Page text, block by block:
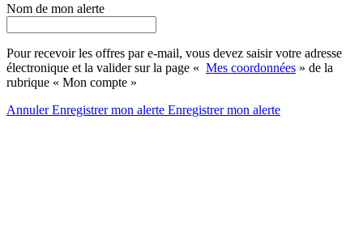
Nom de mon alerte
Pour recevoir les offres par e-mail, vous devez saisir votre adresse
électronique et la valider sur la page « Mes coordonnées » de la
rubrique « Mon compte »
AnnulerEnregistrer mon alerte Enregistrermon alerte